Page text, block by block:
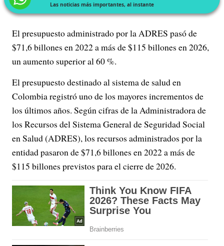
Las noticias más importantes, al instante
El presupuesto administrado por la ADRES pasó de
$71,6 billones en 2022 a más de $115 billones en 2026,
un aumento superior al 60 %.
El presupuesto destinado al sistema de salud en
Colombia registró uno de los mayores incrementos de
los últimos años. Según cifras de la Administradora de
los Recursos del Sistema General de Seguridad Social
en Salud (ADRES), los recursos administrados por la
entidad pasaron de $71,6 billones en 2022 a más de
$115 billones previstos para el cierre de 2026.